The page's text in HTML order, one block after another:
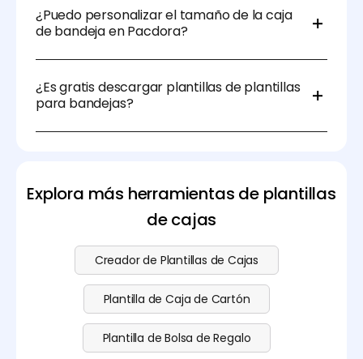
tiendas, envío o protección del producto. Esto
influirá en la elección de materiales, características
de diseño y requisitos de durabilidad.
¿Puedo personalizar el tamaño de la caja
de bandeja en Pacdora?
Pacdora para modificar el tamaño, material y
grosor. Una vez hecho, puedes descargarlo en
diferentes formatos.
¿Es gratis descargar plantillas de plantillas
para bandejas?
con mayores necesidades. Consulta nuestra
página
de preciospara obtener más información.
Explora más herramientas de plantillas
de cajas
Creador de Plantillas de Cajas
Plantilla de Caja de Cartón
Plantilla de Bolsa de Regalo